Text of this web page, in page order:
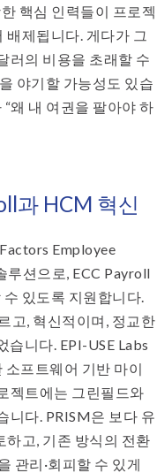
핵심 인력들이 프로젝
배제됩니다. 게다가 그
러의 비용을 초래할 수
야기할 가능성도 있습
왜 내 여권을 팔아야 하
과 HCM 혁신
Employee
루션으로, ECC Payroll
있도록 지원합니다.
고, 혁신적이며, 정교한
니다. EPI-USE Labs
소프트웨어 기반 마이
젝트에는 그린필드와
니다. PRISM은 보다 유
하고, 기존 방식의 전환
관리·회피할 수 있게